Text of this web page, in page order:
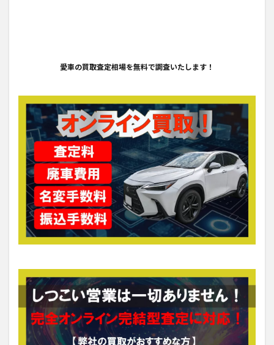
愛車の買取査定相場を無料で調査いたします！